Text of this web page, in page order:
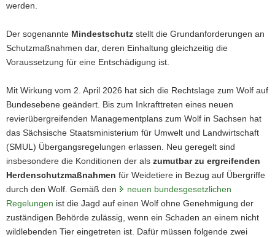
f
n
d
e
a
v
i
g
a
t
i
o
n
o
werden.
Der sogenannte Mindestschutz stellt die Grundanforderungen an
Schutzmaßnahmen dar, deren Einhaltung gleichzeitig die
Voraussetzung für eine Entschädigung ist.
Mit Wirkung vom 2. April 2026 hat sich die Rechtslage zum Wolf auf
Bundesebene geändert. Bis zum Inkrafttreten eines neuen
revierübergreifenden Managementplans zum Wolf in Sachsen hat
das Sächsische Staatsministerium für Umwelt und Landwirtschaft
(SMUL) Übergangsregelungen erlassen. Neu geregelt sind
insbesondere die Konditionen der als zumutbar zu ergreifenden
Herdenschutzmaßnahmen für Weidetiere in Bezug auf Übergriffe
durch den Wolf. Gemäß den
neuen bundesgesetzlichen
Regelungen ist die Jagd auf einen Wolf ohne Genehmigung der
zuständigen Behörde zulässig, wenn ein Schaden an einem nicht
wildlebenden Tier eingetreten ist. Dafür müssen folgende zwei